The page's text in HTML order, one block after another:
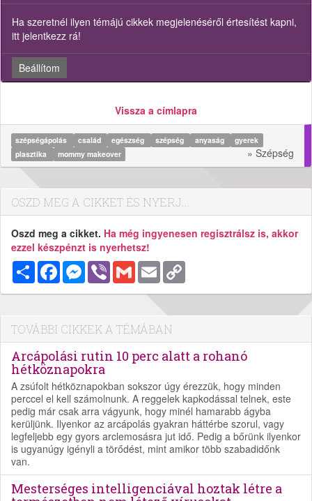
Ha szeretnél ilyen témájú cikkek megjelenéséről értesítést kapni,
itt jelentkezz rá!
Beállítom
Vissza a címlapra
szépségápolás család egészség szépség anyaság
gyerek
plasztika
mommy makeover » Szépség
OSZD MEG A CIKKET ÉS NYERJ...
Oszd meg a cikket. Ha még ingyenesen regisztrálsz is, akkor
ezzel készpénzt is nyerhetsz!
MegosztásFacebookMessenger
Viber Gmail Email
TOVÁBBI CIKKEK A TÉMÁBAN
Arcápolási rutin 10 perc alatt a rohanó
hétköznapokra
A zsúfolt hétköznapokban sokszor úgy érezzük, hogy minden
perccel el kell számolnunk. A reggelek kapkodással telnek, este
pedig már csak arra vágyunk, hogy minél hamarabb ágyba
kerüljünk. Ilyenkor az arcápolás gyakran háttérbe szorul, vagy
legfeljebb egy gyors arclemosásra jut idő. Pedig a bőrünk ilyenkor
is ugyanúgy igényli a törődést, mint amikor több szabadidőnk
van.
Mesterséges intelligenciával hoztak létre a